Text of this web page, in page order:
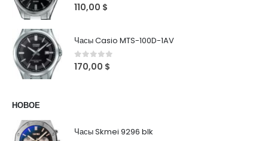
0out of 5
110,00 $
Часы Casio MTS-100D-1AV
0out of 5
170,00 $
НОВОЕ
Часы Skmei 9296 blk